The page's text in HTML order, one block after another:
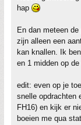
hap
En dan meteen
zijn alleen een
kan knallen. Ik
en 1 midden op
edit: even op je
snelle opdrachten
FH16) en kijk er
boeien me qua